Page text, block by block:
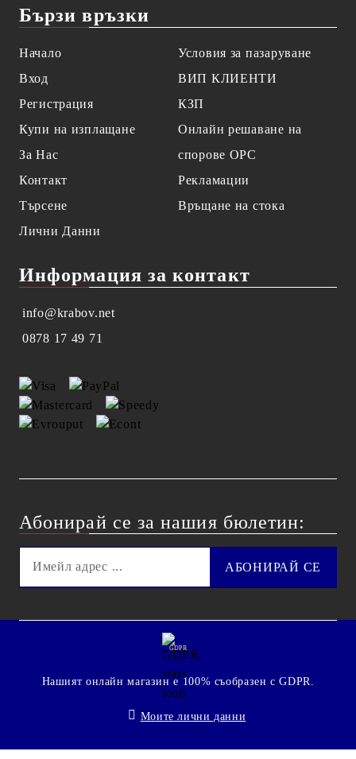
Бързи връзки
Начало
Вход
Регистрация
Купи на изплащане
За Нас
Контакт
Търсене
Лични Данни
Условия за пазаруване
ВИП КЛИЕНТИ
КЗП
Онлайн решаване на
спорове OPC
Рекламации
Връщане на стока
Информация за контакт
info@krabov.net
0878 17 49 71
Абонирай се за нашия бюлетин:
GDPR
Нашият онлайн магазин е 100% съобразен с GDPR.
Моите лични данни